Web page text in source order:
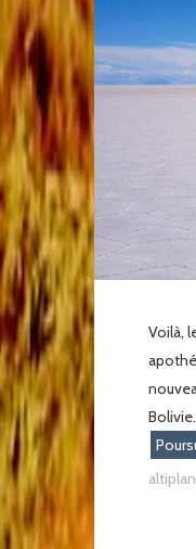
Voilà,